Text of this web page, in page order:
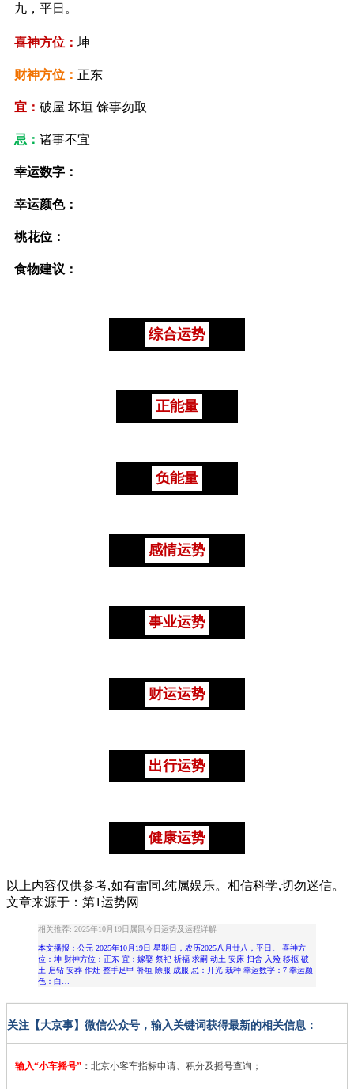
九，平日。
喜神方位： 坤
财神方位： 正东
宜： 破屋 坏垣 馀事勿取
忌： 诸事不宜
幸运数字：
幸运颜色：
桃花位：
食物建议：
综合运势
正能量
负能量
感情运势
事业运势
财运运势
出行运势
健康运势
以上内容仅供参考,如有雷同,纯属娱乐。相信科学,切勿迷信。
文章来源于：第1运势网
相关推荐: 2025年10月19日属鼠今日运势及运程详解
本文播报：公元 2025年10月19日 星期日，农历2025八月廿八，平日。 喜神方
位：坤 财神方位：正东 宜：嫁娶 祭祀 祈福 求嗣 动土 安床 扫舍 入殓 移柩 破
土 启钻 安葬 作灶 整手足甲 补垣 除服 成服 忌：开光 栽种 幸运数字：7 幸运颜
色：白…
关注【大京事】微信公众号，输入关键词获得最新的相关信息：
输入“小车摇号” ： 北京小客车指标申请、积分及摇号查询；